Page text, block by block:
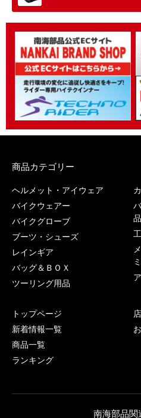
商品カテゴリー
ヘルメット・アイウェア
バイクウェアー
バイクグローブ
ブーツ・シューズ
レインギア
バッグ＆ＢＯＸ
ツーリング用品
品
トップページ
新着情報一覧
商品一覧
ランキング
南海部品関